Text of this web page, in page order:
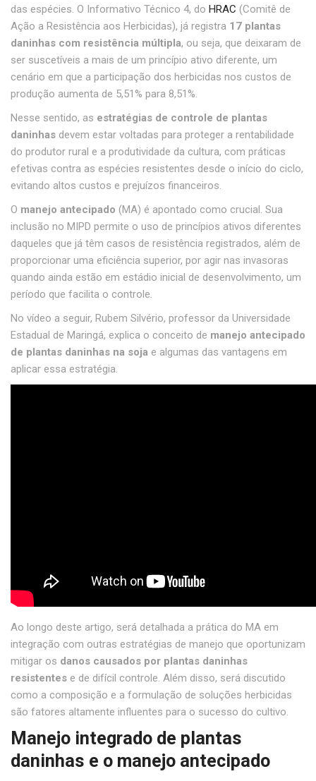
das espécies. O Informativo Técnico 4, do HRAC (Comitê de
Ação a Resistência aos Herbicidas), já registra 17 plantas
daninhas com resistência múltipla, ou seja, que deixaram de
ser suscetíveis a mais de um princípio ativo diferente, um
cenário em que a participação dos herbicidas nos custos de
produção aumenta de 5,51% para 8,51%.
Nesse sentido, as estratégias de controle de plantas
daninhas devem estar voltadas para proteger a rentabilidade
do produtor rural e a produtividade da cultura, com práticas
efetivas contra as espécies resistentes desde o início do ciclo,
evitando altos custos e prejuízos financeiros.
O manejo antecipado (MA) é apontado como crucial. Sua
inclusão no MIPD permite o uso de princípios ativos diferentes
daqueles que já têm casos de resistência registrados, além de
proporcionar uma eficiência superior, por agir nas invasoras
quando ainda estão em estádio inicial de desenvolvimento, um
período que facilita o controle.
No vídeo a seguir, Rubem Silvério, professor da Universidade
Estadual de Maringá, explica o conceito de manejo antecipado
de plantas daninhas na soja e algumas das vantagens em
aplicar essa estratégia.
Ao longo deste artigo, será detalhada a prática do MA em
integração com outras estratégias de manejo que oportunizam
mitigar os danos causados por plantas daninhas
resistentes e de difícil controle. Além disso, será discutido
como a composição e a formulação de soluções herbicidas
são fatores altamente influentes para o sucesso do cultivo.
Manejo integrado de plantas
daninhas e o manejo antecipado